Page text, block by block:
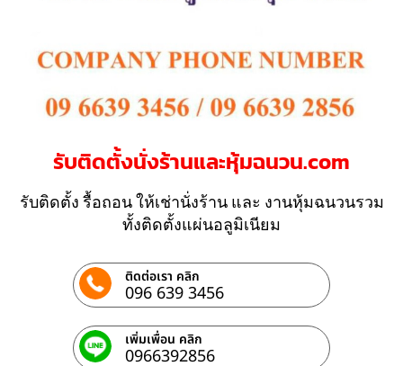
รับติดตั้งนั่งร้านและหุ้มฉนวน.com
รับติดตั้ง รื้อถอน ให้เช่านั่งร้าน และ งานหุ้มฉนวนรวม
ทั้งติดตั้งแผ่นอลูมิเนียม
ติดต่อเรา คลิก
096 639 3456
เพิ่มเพื่อน คลิก
0966392856